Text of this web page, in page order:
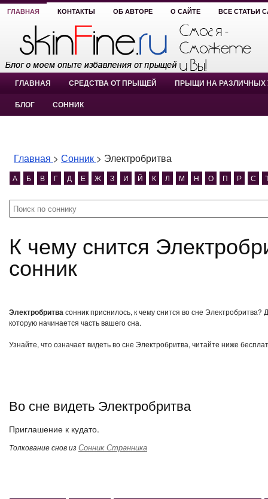
ГЛАВНАЯ КОНТАКТЫ ОБ АВТОРЕ О САЙТЕ ВСЕ СТАТЬИ
ГЛАВНАЯ СРЕДСТВА ОТ ПРЫЩЕЙ ПРЫЩИ НА РАЗЛИЧНЫХ
БЛОГ СОННИК
Главная > Сонник > Электробритва
А Б В Г Д Е Ж З И Й К Л М Н О П Р С
К чему снится Электробритва? Электробритва
сонник
Электробритвасонник приснилось, к чему снится во сне
которую начинается часть вашего сна.
Узнайте, что означает видеть во сне Электробритва, читайте ниже
Во сне видеть Электробритва
Приглашение к кудато.
Толкование снов изСонник Странника